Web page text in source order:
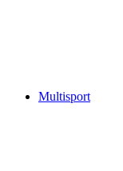
Multisport